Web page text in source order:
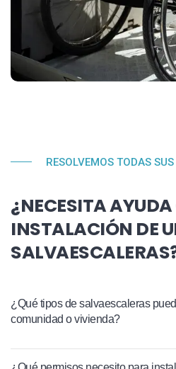
RESOLVEMOS TODAS
¿NECESITA
INSTALACIÓN DE
¿Qué tipos de salvaescaleras
comunidad o vivienda?